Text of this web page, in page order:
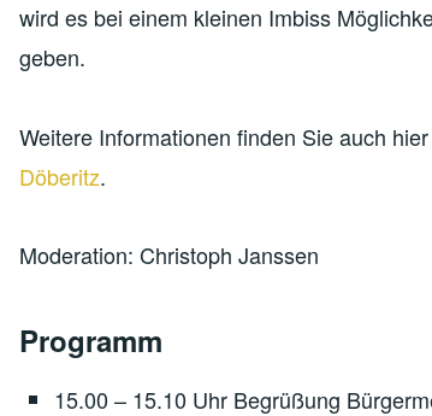
wird es bei einem kleinen Imbiss
geben.
Weitere Informationen finden Sie auch
Döberitz.
Moderation: Christoph Janssen
Programm
15.00 – 15.10 Uhr Begrüßung